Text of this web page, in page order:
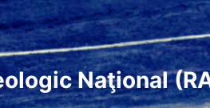
Naţional